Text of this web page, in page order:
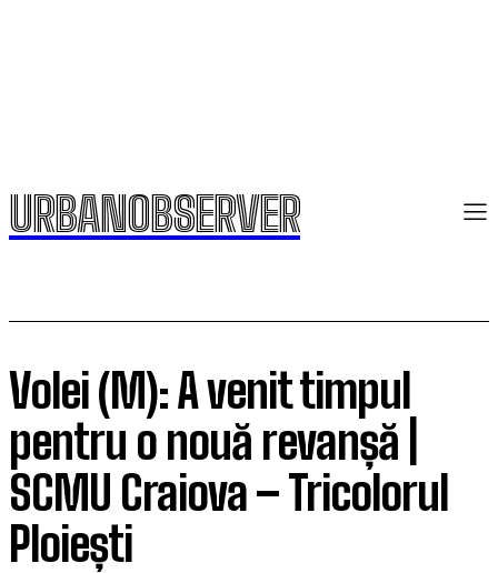
URBANOBSERVER
Volei (M): A venit timpul
pentru o nouă revanșă |
SCMU Craiova – Tricolorul
Ploiești